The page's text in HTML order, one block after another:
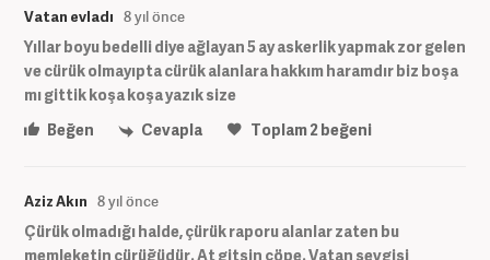
Vatan evladı 8 yıl önce
Yıllar boyu bedelli diye ağlayan 5 ay askerlik yapmak zor gelen
ve cürük olmayıpta cürük alanlara hakkım haramdır biz boşa
mı gittik koşa koşa yazık size
Beğen
Cevapla Toplam2beğeni
Aziz Akın 8 yıl önce
Çürük olmadığı halde, çürük raporu alanlar zaten bu
memleketin çürüğüdür. At gitsin çöpe. Vatan sevgisi